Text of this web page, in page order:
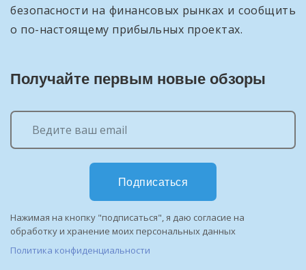
безопасности на финансовых рынках и сообщить
о по-настоящему прибыльных проектах.
Получайте первым новые обзоры
Подписаться
Нажимая на кнопку "подписаться", я даю согласие на
обработку и хранение моих персональных данных
Политика конфиденциальности